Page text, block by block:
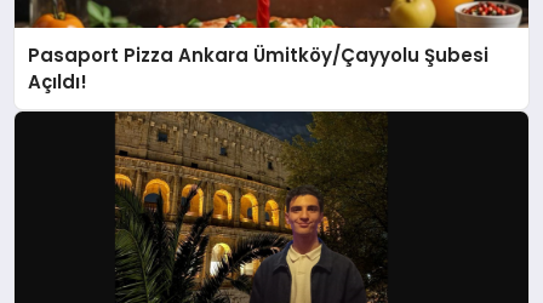
Pasaport Pizza Ankara Ümitköy/Çayyolu Şubesi
Açıldı!